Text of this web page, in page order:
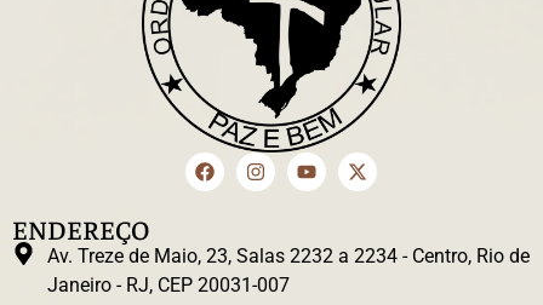
ENDEREÇO
Av. Treze de Maio, 23, Salas 2232 a 2234 - Centro, Rio de
Janeiro - RJ, CEP 20031-007